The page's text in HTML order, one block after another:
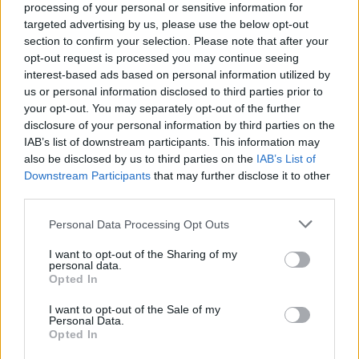
processing of your personal or sensitive information for
targeted advertising by us, please use the below opt-out
section to confirm your selection. Please note that after your
opt-out request is processed you may continue seeing
interest-based ads based on personal information utilized by
us or personal information disclosed to third parties prior to
your opt-out. You may separately opt-out of the further
disclosure of your personal information by third parties on the
IAB’s list of downstream participants. This information may
also be disclosed by us to third parties on the IAB’s List of
Downstream Participants that may further disclose it to other
Please note that this website/app uses one or more Google
not limited to your visit or usage behaviour. You may click to
grant or deny consent to Google and its third-party tags to
use your data for below specified purposes in below Google
consent section.
Personal Data Processing Opt Outs
I want to opt-out of the Sharing of my
personal data.
Opted In
I want to opt-out of the Sale of my
Personal Data.
Opted In
σύγκρουση θα μπορούσε να «οδηγήσει σε Γ’
Παγκόσμιο Πόλεμο», ο σύμβουλος εθνικής
ασφαλείας των ΗΠΑ υποστηρίζει πως
«μπορούμε να μιλήσουμε για το τι είναι σωστό
και τι λάθος, αλλά πρέπει επίσης να συζητήσουμε
για την πραγματικότητα στο πεδίο της μάχης».
Υπάρχουν και άλλα ζητήματα όμως που πρόκειται
να αποτελέσουν κεντρικό σημείο της
διαπραγμάτευσης.